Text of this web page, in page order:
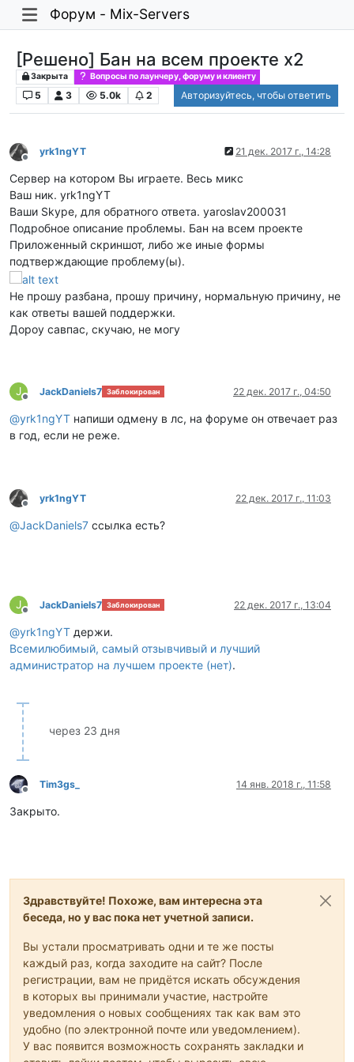
Форум - Mix-Servers
[Решено] Бан на всем проекте x2
Закрыта Вопросы по лаунчеру, форуму и клиенту
5 3 5.0k 2 Авторизуйтесь, чтобы ответить
Не в сети
yrk1ngYT 21 дек. 2017 г., 14:28
Сервер на котором Вы играете. Весь микс
Ваш ник. yrk1ngYT
Ваши Skype, для обратного ответа. yaroslav200031
Подробное описание проблемы. Бан на всем проекте
Приложенный скриншот, либо же иные формы
подтверждающие проблему(ы).
Не прошу разбана, прошу причину, нормальную причину, не
как ответы вашей поддержки.
Дороу савпас, скучаю, не могу
J
Не в сети
JackDaniels7 Заблокирован 22 дек. 2017 г., 04:50
@yrk1ngYT напиши одмену в лс, на форуме он отвечает раз
в год, если не реже.
Не в сети
yrk1ngYT 22 дек. 2017 г., 11:03
@JackDaniels7 ссылка есть?
J
Не в сети
JackDaniels7 Заблокирован 22 дек. 2017 г., 13:04
@yrk1ngYT держи.
Всемилюбимый, самый отзывчивый и лучший
администратор на лучшем проекте (нет).
через 23 дня
Не в сети
Tim3gs_ 14 янв. 2018 г., 11:58
Закрыто.
Здравствуйте! Похоже, вам интересна эта
беседа, но у вас пока нет учетной записи.
Вы устали просматривать одни и те же посты
каждый раз, когда заходите на сайт? После
регистрации, вам не придётся искать обсуждения
в которых вы принимали участие, настройте
уведомления о новых сообщениях так как вам это
удобно (по электронной почте или уведомлением).
У вас появится возможность сохранять закладки и